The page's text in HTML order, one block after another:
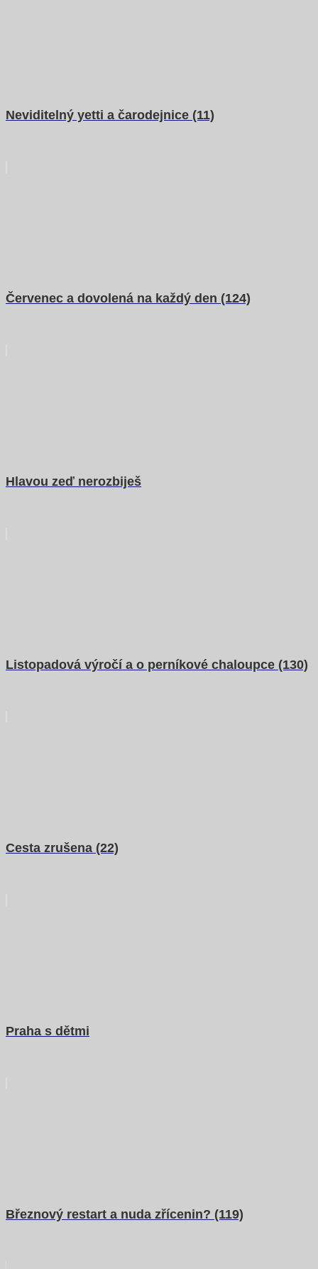
Neviditelný yetti a čarodejnice (11)
Červenec a dovolená na každý den (124)
Hlavou zeď nerozbiješ
Listopadová výročí a o perníkové chaloupce (130)
Cesta zrušena (22)
Praha s dětmi
Březnový restart a nuda zřícenin? (119)